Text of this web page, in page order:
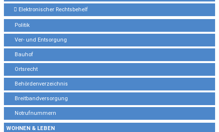
Elektronischer Rechtsbehelf
Politik
Ver- und Entsorgung
Bauhof
Ortsrecht
Behördenverzeichnis
Breitbandversorgung
Notrufnummern
WOHNEN & LEBEN